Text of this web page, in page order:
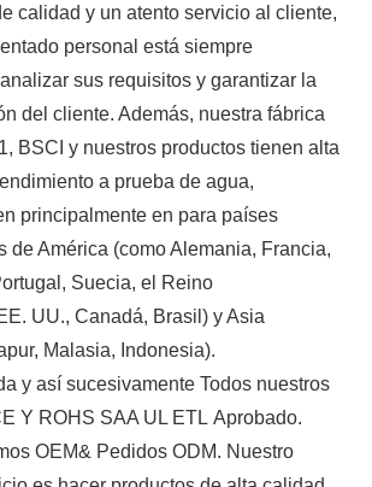
calidad y un atento servicio al cliente,
personal está siempre
sus requisitos y garantizar la
del cliente. Además, nuestra fábrica
BSCI y nuestros productos tienen alta
a prueba de agua,
principalmente en para países
de América (como Alemania, Francia,
Suecia, el Reino
UU., Canadá, Brasil) y Asia
Malasia, Indonesia).
y así sucesivamente Todos nuestros
Y ROHS SAA UL ETL Aprobado.
OEM& Pedidos ODM. Nuestro